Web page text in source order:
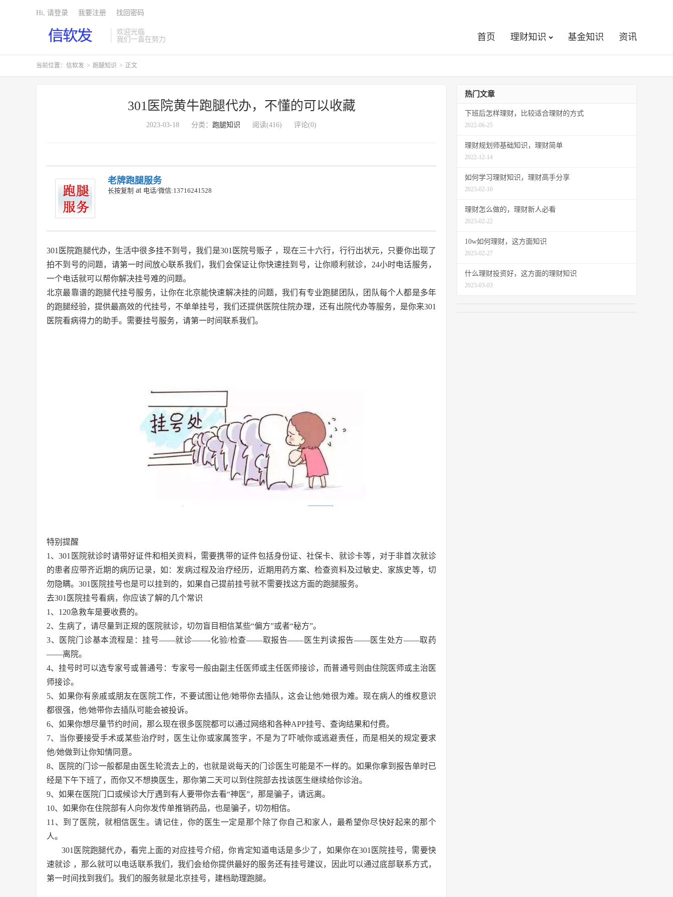
欢迎光临
我们一直在努力
首页 理财知识 基金知识 资讯
Hi, 请登录 我要注册 找回密码
当前位置： 信软发 > 跑腿知识 > 正文
301医院黄牛跑腿代办，不懂的可以收藏
2023-03-18 分类： 跑腿知识 阅读(416) 评论(0)
老牌跑腿服务
长按复制 at 电话/微信:13716241528
301医院跑腿代办，生活中很多挂不到号，我们是301医院号贩子 ，现在三十六行，行行出状元，只要你出现了
拍不到号的问题，请第一时间放心联系我们，我们会保证让你快速挂到号，让你顺利就诊，24小时电话服务，
一个电话就可以帮你解决挂号难的问题。
北京最靠谱的跑腿代挂号服务，让你在北京能快速解决挂的问题，我们有专业跑腿团队，团队每个人都是多年
的跑腿经验，提供最高效的代挂号，不单单挂号，我们还提供医院住院办理，还有出院代办等服务，是你来301
医院看病得力的助手。需要挂号服务，请第一时间联系我们。
特别提醒
1、301医院就诊时请带好证件和相关资料，需要携带的证件包括身份证、社保卡、就诊卡等，对于非首次就诊
的患者应带齐近期的病历记录，如：发病过程及治疗经历，近期用药方案、检查资料及过敏史、家族史等，切
勿隐瞒。301医院挂号也是可以挂到的，如果自己提前挂号就不需要找这方面的跑腿服务。
去301医院挂号看病，你应该了解的几个常识
1、120急救车是要收费的。
2、生病了，请尽量到正规的医院就诊，切勿盲目相信某些“偏方”或者“秘方”。
3、医院门诊基本流程是：挂号——就诊——-化验/检查——取报告——医生判读报告——医生处方——取药
——离院。
4、挂号时可以选专家号或普通号：专家号一般由副主任医师或主任医师接诊，而普通号则由住院医师或主治医
师接诊。
5、如果你有亲戚或朋友在医院工作，不要试图让他/她带你去插队，这会让他/她很为难。现在病人的维权意识
都很强，他/她带你去插队可能会被投诉。
6、如果你想尽量节约时间，那么现在很多医院都可以通过网络和各种APP挂号、查询结果和付费。
7、当你要接受手术或某些治疗时，医生让你或家属签字，不是为了吓唬你或逃避责任，而是相关的规定要求
他/她做到让你知情同意。
8、医院的门诊一般都是由医生轮流去上的，也就是说每天的门诊医生可能是不一样的。如果你拿到报告单时已
经是下午下班了，而你又不想换医生，那你第二天可以到住院部去找该医生继续给你诊治。
9、如果在医院门口或候诊大厅遇到有人要带你去看“神医”，那是骗子，请远离。
10、如果你在住院部有人向你发传单推销药品，也是骗子，切勿相信。
11、到了医院，就相信医生。请记住，你的医生一定是那个除了你自己和家人，最希望你尽快好起来的那个
人。
301医院跑腿代办，看完上面的对应挂号介绍，你肯定知道电话是多少了，如果你在301医院挂号，需要快
速就诊 ，那么就可以电话联系我们，我们会给你提供最好的服务还有挂号建议，因此可以通过底部联系方式，
第一时间找到我们。我们的服务就是北京挂号，建档助理跑腿。
热门文章
下班后怎样理财，比较适合理财的方式
2022-06-25
理财规划师基础知识，理财简单
2022-12-14
如何学习理财知识，理财高手分享
2023-02-16
理财怎么做的，理财新人必看
2023-02-22
10w如何理财，这方面知识
2023-02-27
什么理财投资好，这方面的理财知识
2023-03-03